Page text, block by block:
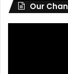
Our